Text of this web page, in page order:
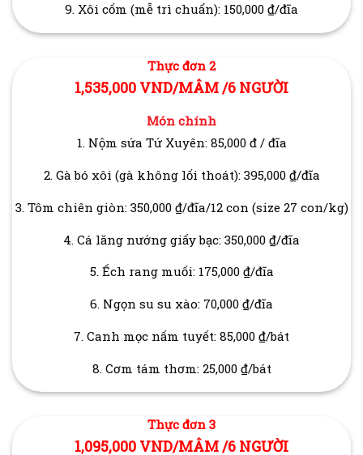
9. Xôi cốm (mễ trì chuẩn): 150,000 ₫/đĩa
Thực đơn 2
1,535,000 VND/MÂM /6 NGƯỜI
Món chính
1. Nộm sứa Tứ Xuyên: 85,000 đ / đĩa
2. Gà bó xôi (gà không lối thoát): 395,000 ₫/đĩa
3. Tôm chiên giòn: 350,000 ₫/đĩa/12 con (size 27 con/kg)
4. Cá lăng nướng giấy bạc: 350,000 ₫/đĩa
5. Ếch rang muối: 175,000 ₫/đĩa
6. Ngọn su su xào: 70,000 ₫/đĩa
7. Canh mọc nấm tuyết: 85,000 ₫/bát
8. Cơm tám thơm: 25,000 ₫/bát
Thực đơn 3
1,095,000 VND/MÂM /6 NGƯỜI